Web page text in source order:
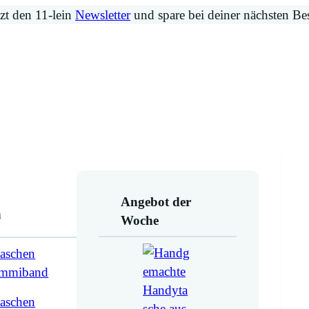
den 11-lein Newsletterund spare bei deiner nächsten
Angebot der
Woche